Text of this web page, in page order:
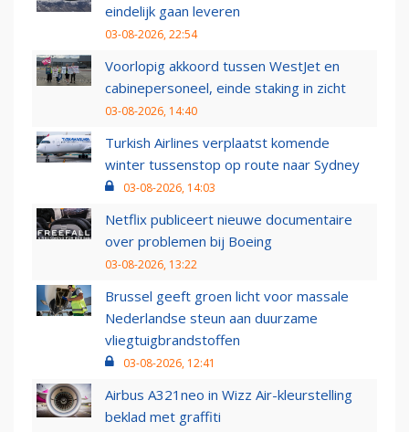
eindelijk gaan leveren
03-08-2026, 22:54
Voorlopig akkoord tussen WestJet en
cabinepersoneel, einde staking in zicht
03-08-2026, 14:40
Turkish Airlines verplaatst komende
winter tussenstop op route naar Sydney
03-08-2026, 14:03
Netflix publiceert nieuwe documentaire
over problemen bij Boeing
03-08-2026, 13:22
Brussel geeft groen licht voor massale
Nederlandse steun aan duurzame
vliegtuigbrandstoffen
03-08-2026, 12:41
Airbus A321neo in Wizz Air-kleurstelling
beklad met graffiti